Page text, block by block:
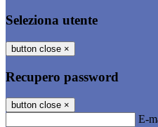
Seleziona utente
button close ×
Recupero password
button close ×
E-